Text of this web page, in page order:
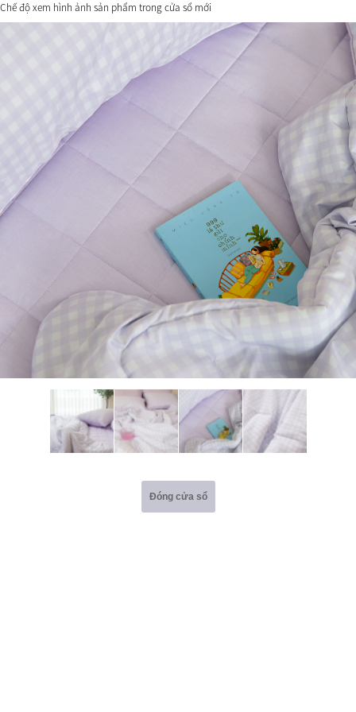
Chế độ xem hình ảnh sản phẩm trong cửa sổ mới
Đóng cửa sổ